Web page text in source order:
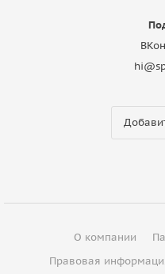
О компании
Правовая